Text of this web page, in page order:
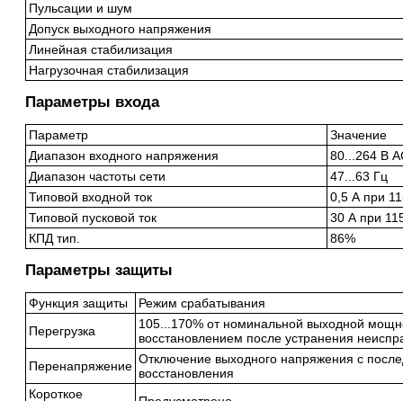
Пульсации и шум
Допуск выходного напряжения
Линейная стабилизация
Нагрузочная стабилизация
Параметры входа
Параметр
Значение
Диапазон входного напряжения
80...264 В
Диапазон частоты сети
47...63 Гц
Типовой входной ток
0,5 А при
Типовой пусковой ток
30 А при
КПД тип.
86%
Параметры защиты
Функция защиты
Режим срабатывания
Перегрузка
105...170% от номинальной выходной
восстановлением после устранения
Перенапряжение Отключение выходного напряжения с
восстановления
Короткое